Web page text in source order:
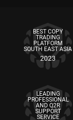
BEST COPY
TRADING
PLATFORM
SOUTH EAST ASIA
2023
LEADING
PROFESSIONAL
AND Q2R
SUPPORT
SERVICE